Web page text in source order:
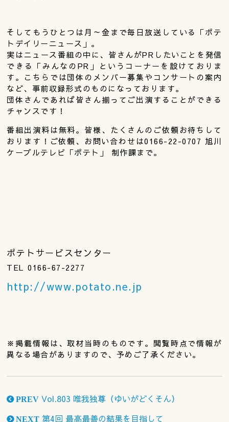
そしてもうひとつは月～金まで毎日放送している「ポテ
トデイリーニュース」。
実はニュース番組の中に、皆さんがPRしたいことを発信
できる「みんなのPR」というコーナーを設けておりま
す。こちらでは団体のメンバー募集やコンサートの案内
など、事前収録形式のものになっております。
団体さんであれば皆さん揃ってご出演することができる
チャンスです！
番組出演料は無料。皆様、たくさんのご依頼お待ちして
おります！ご依頼、お問い合わせは0166-22-0707 旭川
ケーブルテレビ「ポテト」 制作課まで。
ポテトサービスセンター
TEL 0166-67-2277
http://www.potato.ne.jp
※掲載情報は、取材当時のものです。閲覧時点で情報が
異なる場合がありますので、予めご了承ください。
PREV Vol.803 唯我独尊（ゆいがどくそん）
NEXT 第4回 最高最善の結果を目指して